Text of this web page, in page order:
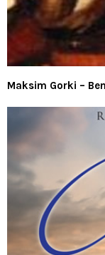
Maksim Gorki –